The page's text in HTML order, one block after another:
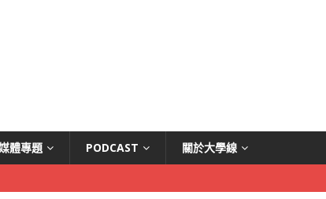
體專題 PODCAST 關於大學線